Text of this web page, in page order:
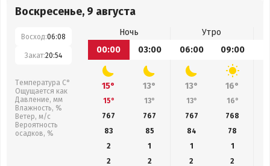
Воскресенье, 9 августа
Восход:06:08
Закат:20:54
Температура С°
Ощущается как
Давление, мм
Влажность, %
Ветер, м/с
Вероятность
осадков, %
Ночь
Утро
00:00
03:00 06:00 09:00
15° 13° 13° 16°
15° 13° 13° 16°
767
767 767 768
83
85 84 78
2
1 1
1
2
2 2 2